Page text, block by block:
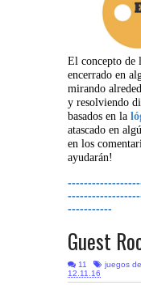
El concepto de
encerrado en
mirando
y resolviendo
basados en la
atascado en
en los
ayudarán!
-----------
Guest
11 juegos
12.11.16